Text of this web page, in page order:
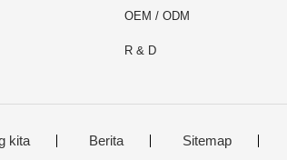
OEM / ODM
R & D
kita Berita Sitemap